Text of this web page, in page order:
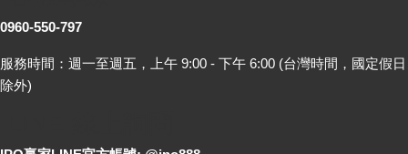
0960-550-797
服務時間：週一至週五，上午 9:00 - 下午 6:00 (台灣時間，國定假日
除外)